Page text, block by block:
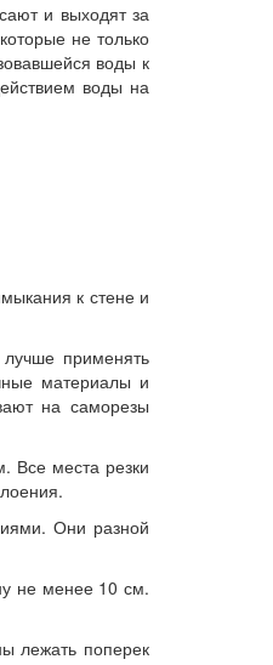
и выходят за
не только
воды к
воды на
к стене и
применять
материалы и
на саморезы
Все места резки
Они разной
не менее 10 см.
лежать поперек